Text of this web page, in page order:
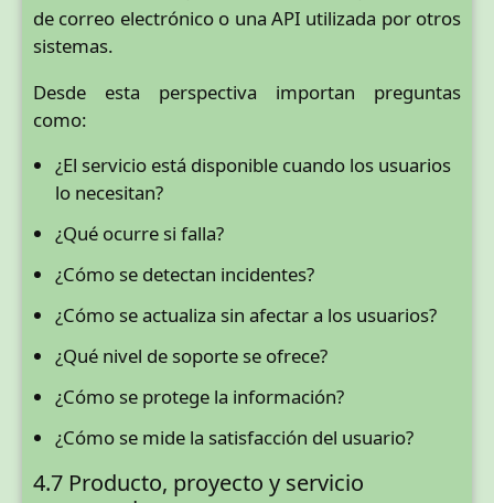
de correo electrónico o una API utilizada por otros
sistemas.
Desde esta perspectiva importan preguntas
como:
¿El servicio está disponible cuando los usuarios
lo necesitan?
¿Qué ocurre si falla?
¿Cómo se detectan incidentes?
¿Cómo se actualiza sin afectar a los usuarios?
¿Qué nivel de soporte se ofrece?
¿Cómo se protege la información?
¿Cómo se mide la satisfacción del usuario?
4.7 Producto, proyecto y servicio